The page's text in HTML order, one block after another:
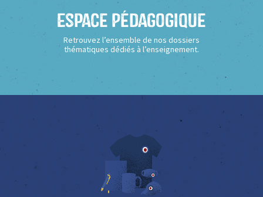
Espace Pédagogique
Retrouvez l’ensemble de nos dossiers
thématiques dédiés à l’enseignement.